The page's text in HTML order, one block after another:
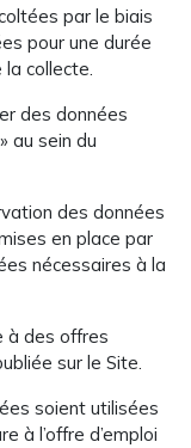
par le biais
pour une durée
collecte.
des données
au sein du
des données
en place par
nécessaires à la
à des offres
sur le Site.
soient utilisées
à l’offre d’emploi